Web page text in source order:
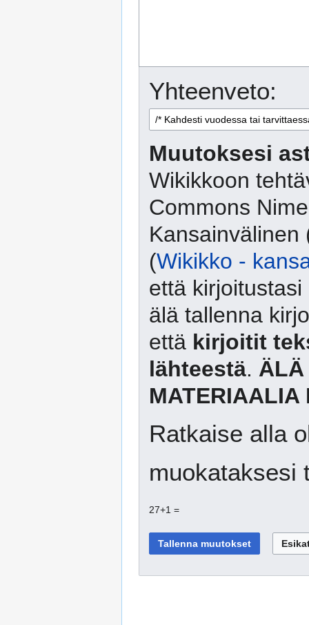
Yhteenveto:
Muutoksesi
Wikikkoon
Commons
Kansainvälinen
(Wikikko -
että
älä tallenna
että kirjoitit
lähteestä. ÄLÄ
MATERIAALIA
Ratkaise alla
muokataksesi
27+1 =